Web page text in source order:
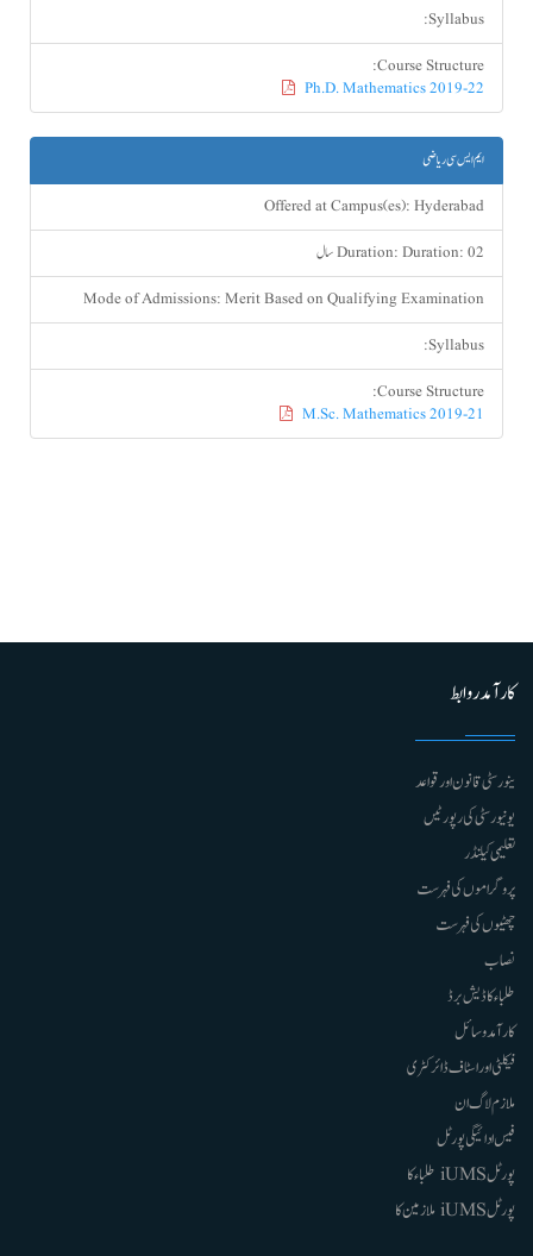
Syllabus:
Course Structure:
Ph.D. Mathematics 2019-22
ایم ایس سی ریاضی
Offered at Campus(es): Hyderabad
Duration: Duration: 02 سال
Mode of Admissions: Merit Based on Qualifying Examination
Syllabus:
Course Structure:
M.Sc. Mathematics 2019-21
کارآمد روابط
ینورسٹی قانون اور قواعد
یونیورسٹی کی رپورٹیں
تعلیمی کیلنڈر
پروگراموں کی فہرست
چھٹیوں کی فہرست
نصاب
طلباء کا ڈیش برڈ
کارآمد وسائل
فیکلٹی اور اسٹاف ڈائرکٹری
ملازم لاگ ان
فیس ادائیگی پورٹل
پورٹل iUMS طلباء کا
پورٹل iUMS ملازمین کا